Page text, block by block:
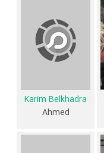
Badia Obaidدر نقش
Adam El
Amandaنوشته
Karim Belkhadra
Ahmed